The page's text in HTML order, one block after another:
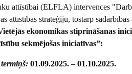
attīstībai (ELFLA) intervences
attīstības stratēģiju, tostarp
ekonomikas stiprināšanas
sekmējošas iniciatīvas”:
01.09.2025. – 01.10.2025.